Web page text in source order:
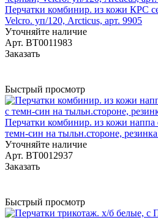
Перчатки комбинир. из кожи КРС
Velcro. уп/120, Arcticus, арт. 9905
Уточняйте наличие
Арт. BT0011983
Заказать
Быстрый просмотр
Перчатки комбинир. из кожи наппа
темн-син на тыльн.стороне,
Уточняйте наличие
Арт. BT0012937
Заказать
Быстрый просмотр